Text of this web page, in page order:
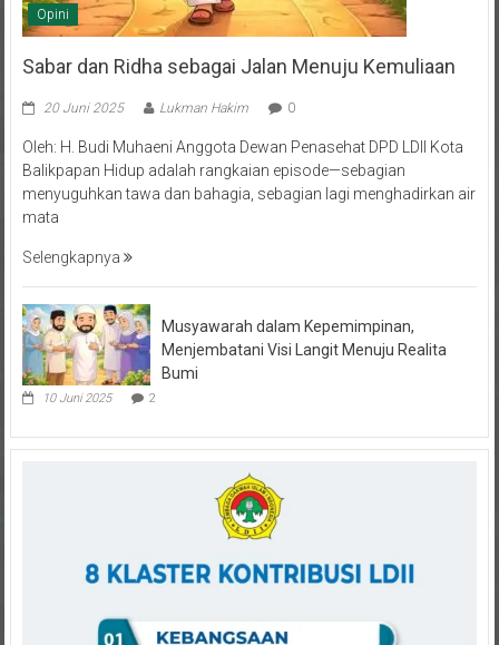
Sabar dan Ridha sebagai Jalan Menuju Kemuliaan
Balikpapan Hidup adalah rangkaian episode—sebagian
menyuguhkan tawa dan bahagia, sebagian lagi menghadirkan air
mata
Menjembatani Visi Langit Menuju Realita
Bumi
10 Juni 2025 2